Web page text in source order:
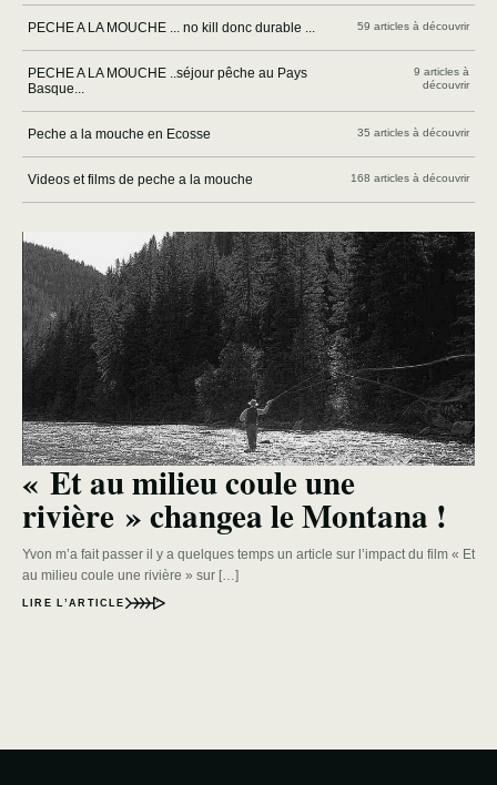
PECHE A LA MOUCHE ... no kill donc durable ... 59 articles à découvrir
PECHE A LA MOUCHE ..séjour pêche au Pays
Basque...
9 articles à
découvrir
Peche a la mouche en Ecosse 35 articles à découvrir
Videos et films de peche a la mouche 168 articles à découvrir
« Et au milieu coule une
rivière » changea le Montana !
Yvon m’a fait passer il y a quelques temps un article sur l’impact du film « Et
au milieu coule une rivière » sur […]
LIRE L’ARTICLE